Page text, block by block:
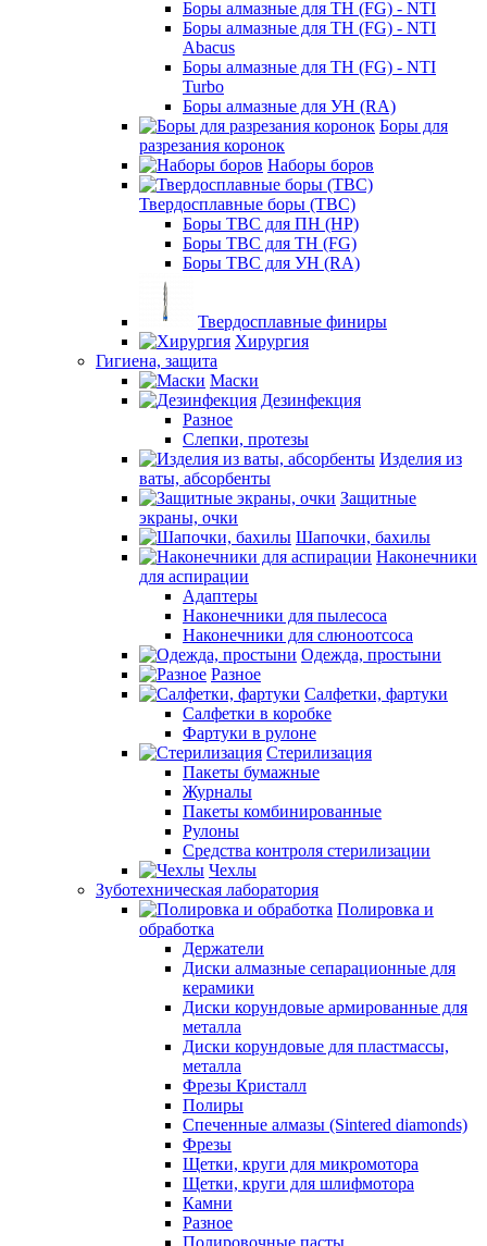
Боры алмазные для ТН (FG) - NTI
Боры алмазные для ТН (FG) - NTI
Abacus
Боры алмазные для ТН (FG) - NTI
Turbo
Боры алмазные для УН (RA)
Боры для
разрезания коронок
Наборы боров
Твердосплавные боры (ТВС)
Боры ТВС для ПН (HP)
Боры ТВС для ТН (FG)
Боры ТВС для УН (RA)
Твердосплавные финиры
Хирургия
Гигиена, защита
Маски
Дезинфекция
Разное
Слепки, протезы
Изделия из
ваты, абсорбенты
Защитные
экраны, очки
Шапочки, бахилы
Наконечники
для аспирации
Адаптеры
Наконечники для пылесоса
Наконечники для слюноотсоса
Одежда, простыни
Разное
Салфетки, фартуки
Салфетки в коробке
Фартуки в рулоне
Стерилизация
Пакеты бумажные
Журналы
Пакеты комбинированные
Рулоны
Средства контроля стерилизации
Чехлы
Зуботехническая лаборатория
Полировка и
обработка
Держатели
Диски алмазные сепарационные для
керамики
Диски корундовые армированные для
металла
Диски корундовые для пластмассы,
металла
Фрезы Кристалл
Полиры
Спеченные алмазы (Sintered diamonds)
Фрезы
Щетки, круги для микромотора
Щетки, круги для шлифмотора
Камни
Разное
Полировочные пасты